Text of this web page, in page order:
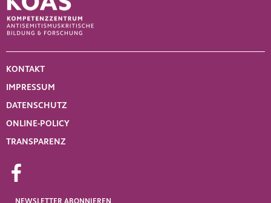
KONTAKT
IMPRESSUM
DATENSCHUTZ
ONLINE-POLICY
TRANSPARENZ